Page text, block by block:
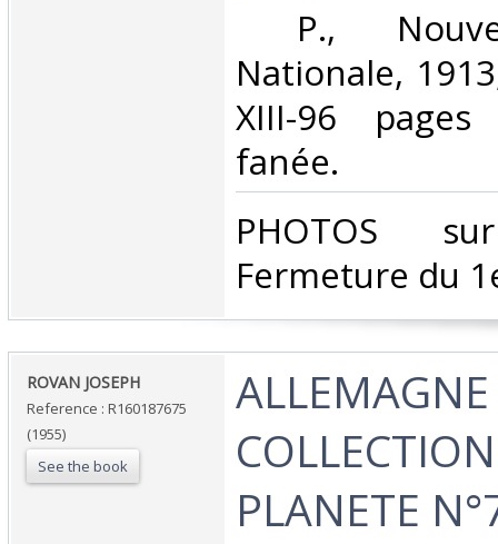
P.,
Nationale,
XIII-96
fanée. ‎
‎PHOTOS
Fermeture du
‎ROVAN JOSEPH‎
Reference : R160187675
(1955)
See the book
PLANETE